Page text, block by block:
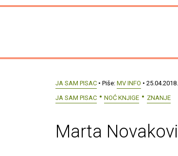
JA SAM PISAC • Piše: MV INFO • 25.04.2018.
JA SAM PISAC
NOĆ KNJIGE ZNANJE
Marta